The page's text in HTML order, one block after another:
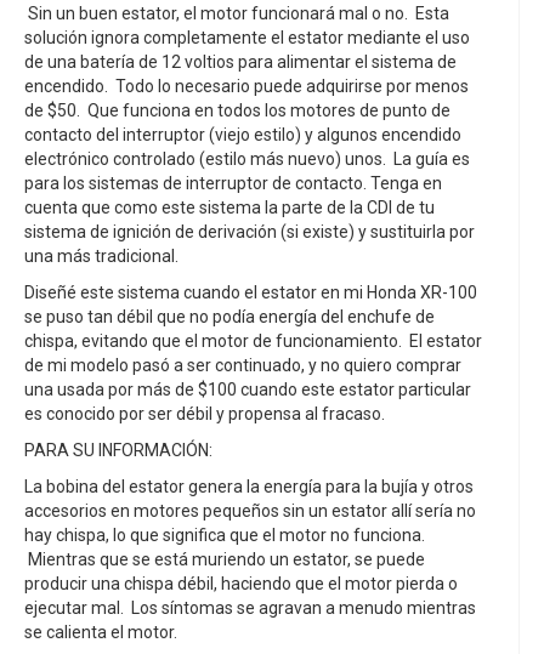
Sin un buen estator, el motor funcionará mal o no. Esta
solución ignora completamente el estator mediante el uso
de una batería de 12 voltios para alimentar el sistema de
encendido. Todo lo necesario puede adquirirse por menos
de $50. Que funciona en todos los motores de punto de
contacto del interruptor (viejo estilo) y algunos encendido
electrónico controlado (estilo más nuevo) unos. La guía es
para los sistemas de interruptor de contacto. Tenga en
cuenta que como este sistema la parte de la CDI de tu
sistema de ignición de derivación (si existe) y sustituirla por
una más tradicional.
Diseñé este sistema cuando el estator en mi Honda XR-100
se puso tan débil que no podía energía del enchufe de
chispa, evitando que el motor de funcionamiento. El estator
de mi modelo pasó a ser continuado, y no quiero comprar
una usada por más de $100 cuando este estator particular
es conocido por ser débil y propensa al fracaso.
PARA SU INFORMACIÓN:
La bobina del estator genera la energía para la bujía y otros
accesorios en motores pequeños sin un estator allí sería no
hay chispa, lo que significa que el motor no funciona.
Mientras que se está muriendo un estator, se puede
producir una chispa débil, haciendo que el motor pierda o
ejecutar mal. Los síntomas se agravan a menudo mientras
se calienta el motor.